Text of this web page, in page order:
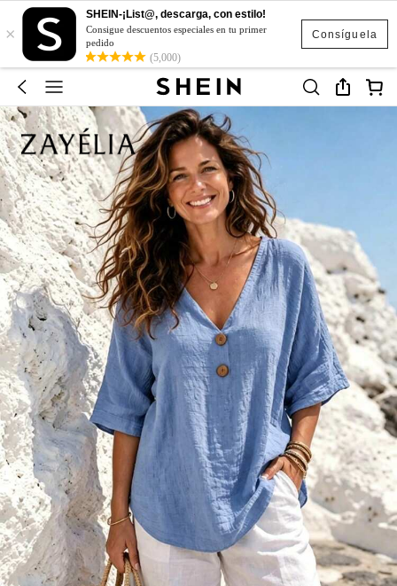
Consíguela
×
SHEIN-¡List@, descarga, con estilo!
Consigue descuentos especiales en tu primer
pedido
(5,000)